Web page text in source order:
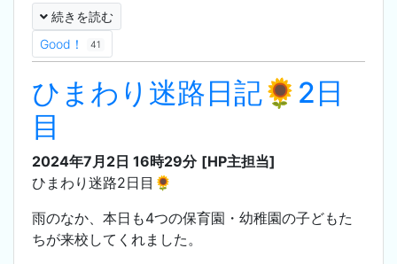
続きを読む
Good！
41
ひまわり迷路日記🌻2日
目
2024年7月2日 16時29分 [HP主担当]
ひまわり迷路2日目🌻
雨のなか、本日も4つの保育園・幼稚園の子どもた
ちが来校してくれました。